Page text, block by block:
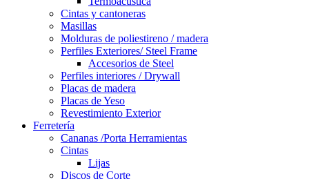
Cintas y cantoneras
Masillas
Molduras de poliestireno / madera
Perfiles Exteriores/ Steel Frame
Accesorios de Steel
Perfiles interiores / Drywall
Placas de madera
Placas de Yeso
Revestimiento Exterior
Ferretería
Cananas /Porta Herramientas
Cintas
Lijas
Discos de Corte